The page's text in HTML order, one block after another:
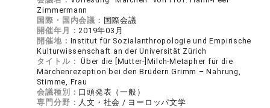
Zimmermann
国際・国内会議： 国際会議
開催年月：2019年03月
開催地： Institut für Sozialanthropologie und Empirische
Kulturwissenschaft an der Universität Zürich
タイトル： Über die [Mutter-]Milch-Metapher für die
Märchenrezeption bei den Brüdern Grimm – Nahrung,
Stimme, Frau
会議種別： 口頭発表（一般）
専門分野： 人文・社会 / ヨーロッパ文学